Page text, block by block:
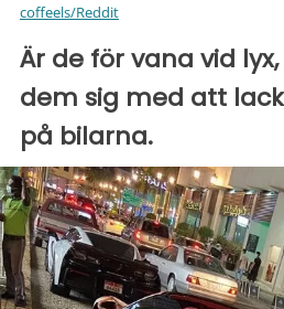
coffeels/Reddit
Är de för vana vid
dem sig med att
på bilarna.